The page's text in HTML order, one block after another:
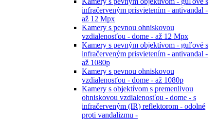
infračerveným prisvietením - antivandal -
až 12 Mpx
Kamery s pevnou ohniskovou
vzdialenosťou - dome - až 12 Mpx
Kamery s pevným objektívom - guľové s
infračerveným prisvietením - antivandal -
až 1080p
Kamery s pevnou ohniskovou
vzdialenosťou - dome - až 1080p
Kamery s objektívom s premenlivou
ohniskovou vzdialenosťou - dome - s
infračerveným (IR) reflektorom - odolné
proti vandalizmu -